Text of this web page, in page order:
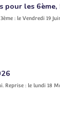
pour les 6ème,
: le Vendredi 19
Reprise : le lundi 18